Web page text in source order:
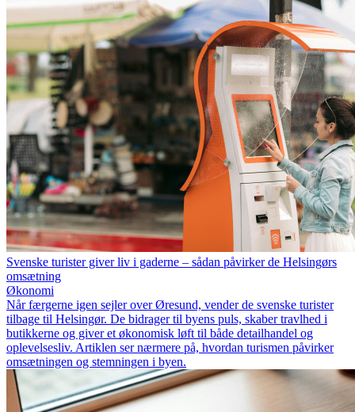
Svenske turister giver liv i gaderne – sådan påvirker de Helsingørs
omsætning
Økonomi
Når færgerne igen sejler over Øresund, vender de svenske turister
tilbage til Helsingør. De bidrager til byens puls, skaber travlhed i
butikkerne og giver et økonomisk løft til både detailhandel og
oplevelsesliv. Artiklen ser nærmere på, hvordan turismen påvirker
omsætningen og stemningen i byen.